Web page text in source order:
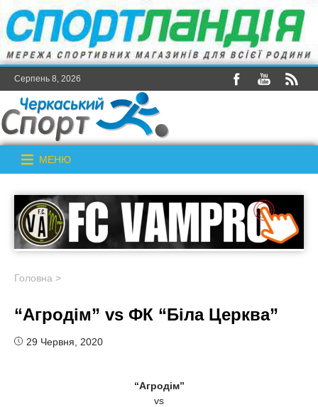
Серпень 8, 2026
МЕНЮ
Головна >
“Агродім” vs ФК “Біла Церква”
29 Червня, 2020
“Агродім”
vs